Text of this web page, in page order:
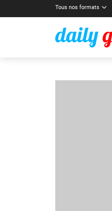
Tous nos formats